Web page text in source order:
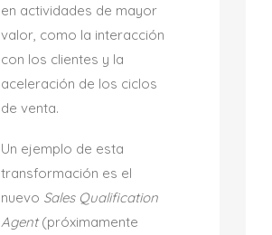
en actividades de mayor
valor, como la interacción
con los clientes y la
aceleración de los ciclos
de venta.
Un ejemplo de esta
transformación es el
nuevo Sales Qualification
Agent(próximamente